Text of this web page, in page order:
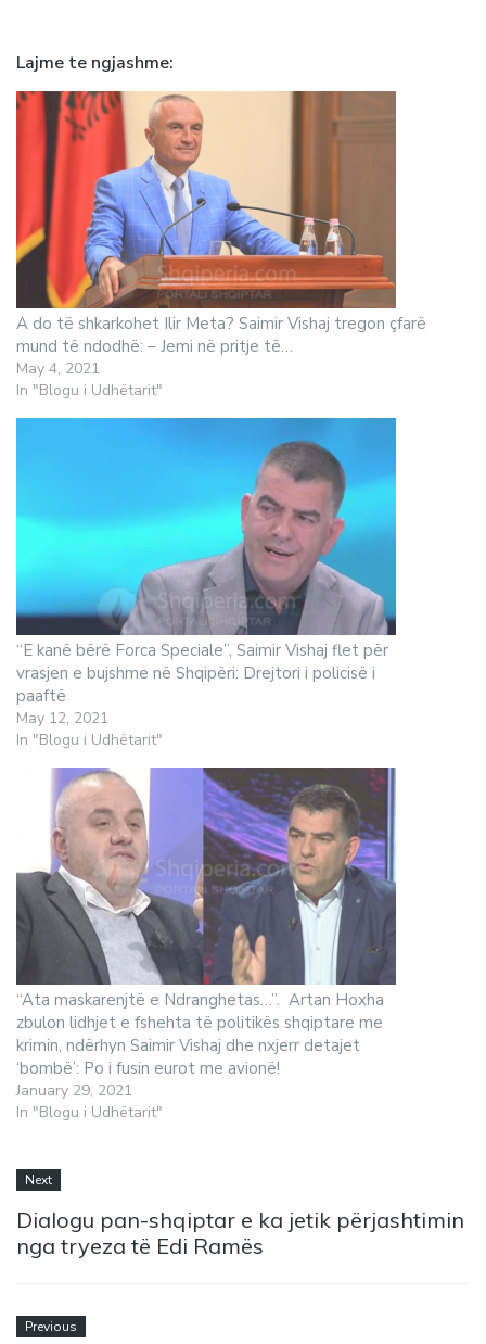
Lajme te ngjashme
A do të shkarkohet Ilir Meta? Saimir Vishaj tregon çfarë
mund të ndodhë: – Jemi në pritje të…
May 4, 2021
In "Blogu i Udhëtarit"
“E kanë bërë Forca Speciale”, Saimir Vishaj flet për
vrasjen e bujshme në Shqipëri: Drejtori i policisë i
paaftë
May 12, 2021
In "Blogu i Udhëtarit"
“Ata maskarenjtë e Ndranghetas…”. Artan Hoxha
zbulon lidhjet e fshehta të politikës shqiptare me
krimin, ndërhyn Saimir Vishaj dhe nxjerr detajet
‘bombë’: Po i fusin eurot me avionë!
January 29, 2021
In "Blogu i Udhëtarit"
Next
Dialogu pan-shqiptar e ka jetik përjashtimin
nga tryeza të Edi Ramës
Previous